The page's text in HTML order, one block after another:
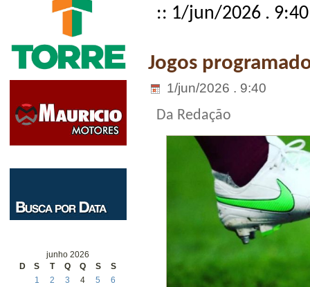
junho 2026
D
S T Q Q S S
1 2 3 4 5
6
:: 1/jun/2026 . 9:40
Jogos
1/jun/2026 . 9:40
Da Redação